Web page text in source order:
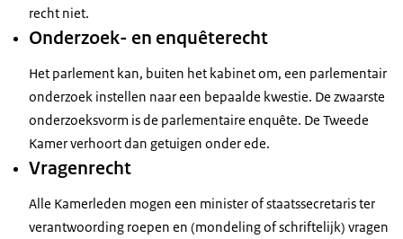
recht niet.
Onderzoek- en enquêterecht
Het parlement kan, buiten het kabinet om, een parlementair
onderzoek instellen naar een bepaalde kwestie. De zwaarste
onderzoeksvorm is de parlementaire enquête. De Tweede
Kamer verhoort dan getuigen onder ede.
Vragenrecht
Alle Kamerleden mogen een minister of staatssecretaris ter
verantwoording roepen en (mondeling of schriftelijk) vragen